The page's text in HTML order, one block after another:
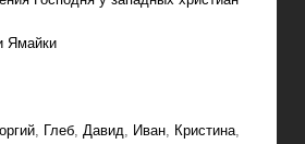
Ямайки
Глеб Давид Иван Кристина